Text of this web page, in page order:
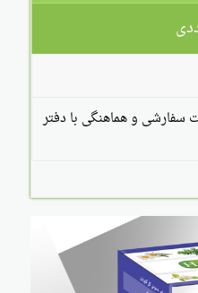
و هماهنگی با دفتر